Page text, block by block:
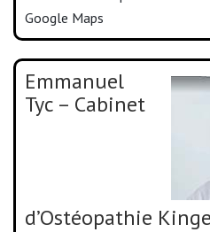
Google Maps
Emmanuel
Tyc – Cabinet
d’Ostéopathie